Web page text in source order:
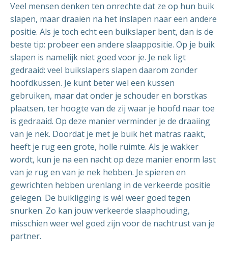
Veel mensen denken ten onrechte dat ze op hun buik
slapen, maar draaien na het inslapen naar een andere
positie. Als je toch echt een buikslaper bent, dan is de
beste tip: probeer een andere slaappositie. Op je buik
slapen is namelijk niet goed voor je. Je nek ligt
gedraaid: veel buikslapers slapen daarom zonder
hoofdkussen. Je kunt beter wel een kussen
gebruiken, maar dat onder je schouder en borstkas
plaatsen, ter hoogte van de zij waar je hoofd naar toe
is gedraaid. Op deze manier verminder je de draaiing
van je nek. Doordat je met je buik het matras raakt,
heeft je rug een grote, holle ruimte. Als je wakker
wordt, kun je na een nacht op deze manier enorm last
van je rug en van je nek hebben. Je spieren en
gewrichten hebben urenlang in de verkeerde positie
gelegen. De buikligging is wél weer goed tegen
snurken. Zo kan jouw verkeerde slaaphouding,
misschien weer wel goed zijn voor de nachtrust van je
partner.